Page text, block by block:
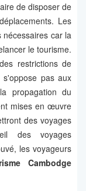
de disposer de
Les
nécessaires car la
le tourisme.
restrictions de
pas aux
propagation du
mises en œuvre
des voyages
des voyages
les voyageurs
Cambodge